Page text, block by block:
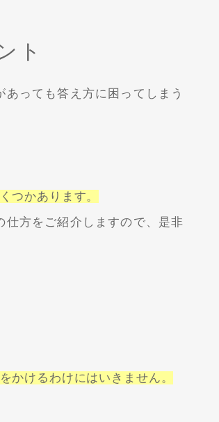
ト
っても答え方に困ってしまう
つかあります。
仕方をご紹介しますので、是非
かけるわけにはいきません。